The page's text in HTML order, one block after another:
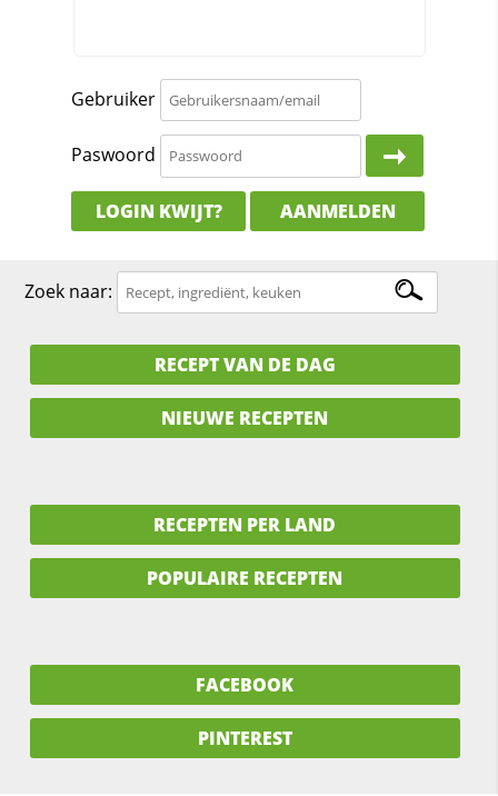
Gebruiker
Paswoord
LOGIN KWIJT? AANMELDEN
Zoek naar:
RECEPT VAN DE DAG
NIEUWE RECEPTEN
RECEPTEN PER LAND
POPULAIRE RECEPTEN
FACEBOOK
PINTEREST